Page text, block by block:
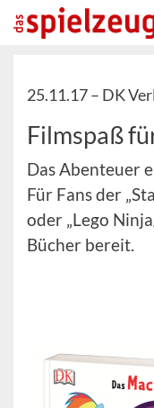
25.11.17 – DK
Filmspaß
Das Abenteuer
Für Fans der
oder „Lego
Bücher bereit.